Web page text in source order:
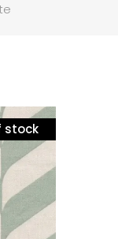
stock